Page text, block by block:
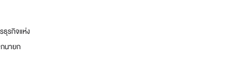
ธุรกิจแห่ง
นายก